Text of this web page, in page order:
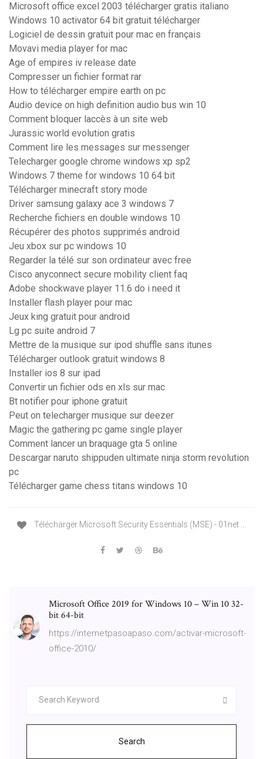
Microsoft office excel 2003 télécharger gratis italiano
Windows 10 activator 64 bit gratuit télécharger
Logiciel de dessin gratuit pour mac en français
Movavi media player for mac
Age of empires iv release date
Compresser un fichier format rar
How to télécharger empire earth on pc
Audio device on high definition audio bus win 10
Comment bloquer laccès à un site web
Jurassic world evolution gratis
Comment lire les messages sur messenger
Telecharger google chrome windows xp sp2
Windows 7 theme for windows 10 64 bit
Télécharger minecraft story mode
Driver samsung galaxy ace 3 windows 7
Recherche fichiers en double windows 10
Récupérer des photos supprimés android
Jeu xbox sur pc windows 10
Regarder la télé sur son ordinateur avec free
Cisco anyconnect secure mobility client faq
Adobe shockwave player 11.6 do i need it
Installer flash player pour mac
Jeux king gratuit pour android
Lg pc suite android 7
Mettre de la musique sur ipod shuffle sans itunes
Télécharger outlook gratuit windows 8
Installer ios 8 sur ipad
Convertir un fichier ods en xls sur mac
Bt notifier pour iphone gratuit
Peut on telecharger musique sur deezer
Magic the gathering pc game single player
Comment lancer un braquage gta 5 online
Descargar naruto shippuden ultimate ninja storm revolution
pc
Télécharger game chess titans windows 10
Télécharger Microsoft Security Essentials (MSE) - 01net ...
Microsoft Office 2019 for Windows 10 – Win 10 32-
bit 64-bit
https://internetpasoapaso.com/activar-microsoft-
office-2010/
Search